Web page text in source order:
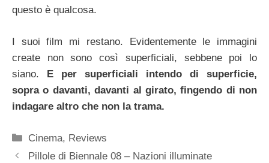
questo è qualcosa.
I suoi film mi restano. Evidentemente le immagini
create non sono così superficiali, sebbene poi lo
siano. E per superficiali intendo di superficie,
sopra o davanti, davanti al girato, fingendo di non
indagare altro che non la trama.
Categorie
Cinema, Reviews
Pillole di Biennale 08 – Nazioni illuminate